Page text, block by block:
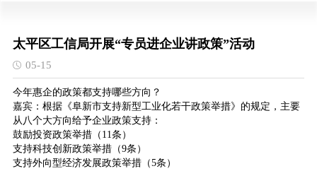
太平区工信局开展“专员进企业讲政策”活动
05-15
今年惠企的政策都支持哪些方向？
嘉宾：根据《阜新市支持新型工业化若干政策举措》的规定，主要
从八个大方向给予企业政策支持：
鼓励投资政策举措（11条）
支持科技创新政策举措（9条）
支持外向型经济发展政策举措（5条）